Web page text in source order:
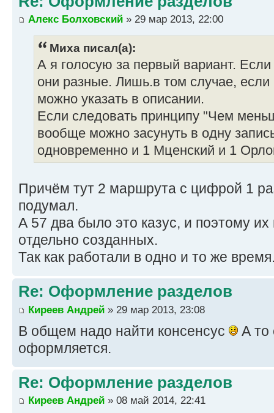
Алекс Болховский » 29 мар 2013, 22:00
Миха писал(а):
А я голосую за первый вариант.
они разные. Лишь.в том случае,
можно указать в описании.
Если следовать принципу "Чем
вообще можно засунуть в одну
одновременно и 1 Мценский и 1
Причём тут 2 маршрута с цифрой 1
подумал.
А 57 два было это казус, и поэтому
отдельно созданных.
Так как работали в одно и то же
Re: Оформление разделов
Киреев Андрей » 29 мар 2013, 23:08
В общем надо найти консенсус
А то
оформляется.
Re: Оформление разделов
Киреев Андрей » 08 май 2014, 22:41